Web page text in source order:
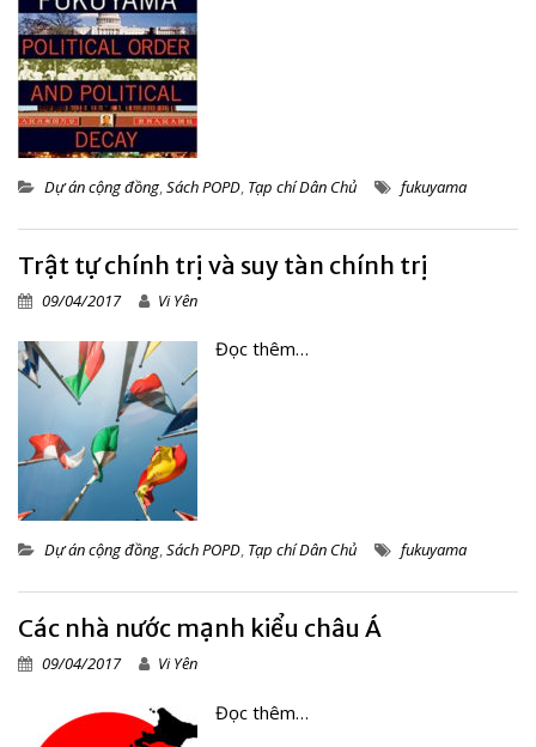
Dự án cộng đồng Sách POPD Tạp chí Dân Chủ fukuyama
Trật tự chính trị và suy tàn chính trị
09/04/2017 Vi Yên
Đọc thêm…
Dự án cộng đồng,Sách POPD, Tạp chí Dân Chủ fukuyama
Các nhà nước mạnh kiểu châu Á
09/04/2017 Vi Yên
Đọc thêm…